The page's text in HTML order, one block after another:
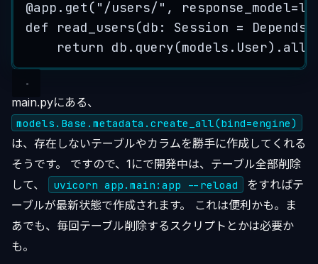
@app . get ( " /users/" , response_model=
def
read_users(db : Session = Depends
return db. query(models.User). all
main.pyにある、
models.Base.metadata.create_all(bind=engine)
は、存在しないテーブルやカラムを勝手に作成してくれる
そうです。 ですので、1にで開発中は、テーブル全部削除
して、
uvicorn app.main:app --reload
をすればテ
ーブルが最新状態で作成されます。 これは便利かも。ま
あでも、毎回テーブル削除するスクリプトとかは必要か
も。